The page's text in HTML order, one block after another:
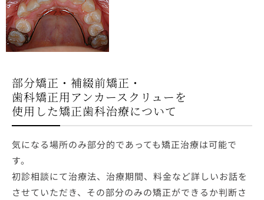
部分矯正・補綴前矯正・
歯科矯正用アンカースクリューを
使用した矯正歯科治療について
気になる場所のみ部分的であっても矯正治療は可能で
す。
初診相談にて治療法、治療期間、料金など詳しいお話を
させていただき、その部分のみの矯正ができるか判断さ